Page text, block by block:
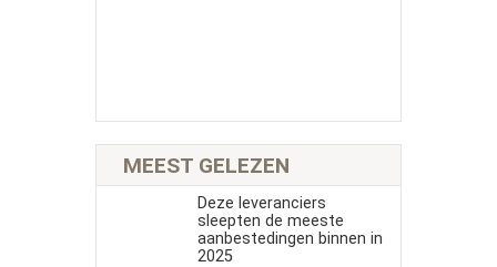
MEEST GELEZEN
Deze leveranciers
sleepten de meeste
aanbestedingen binnen in
2025